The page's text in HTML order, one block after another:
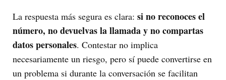
La respuesta más segura es clara: si no reconoces el
número, no devuelvas la llamada y no compartas
datos personales. Contestar no implica
necesariamente un riesgo, pero sí puede convertirse en
un problema si durante la conversación se facilitan